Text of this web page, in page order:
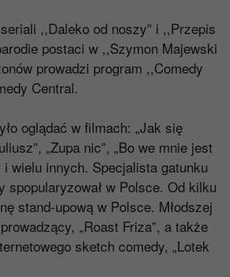
,,Daleko od noszy” i ,,Przepis
postaci w ,,Szymon Majewski
prowadzi program ,,Comedy
Central.
oglądać w filmach: „Jak się
„Zupa nic”, „Bo we mnie jest
i wielu innych. Specjalista gatunku
spopularyzował w Polsce. Od kilku
stand-upową w Polsce. Młodszej
„Roast Friza”, a także
sketch comedy, „Lotek